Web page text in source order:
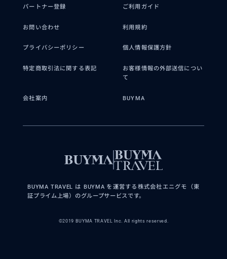
パートナー登録 ご利用ガイド
お問い合わせ 利用規約
プライバシーポリシー 個人情報保護方針
特定商取引法に関する表記
お客様情報の外部送信につい
て
会社案内 BUYMA
BUYMA TRAVEL は BUYMA を運営する株式会社エニグモ（東
証プライム上場）のグループサービスです。
©2019 BUYMA TRAVEL Inc. All rights reserved.